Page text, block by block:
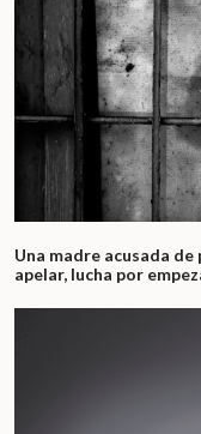
Una madre acusada
apelar, lucha por